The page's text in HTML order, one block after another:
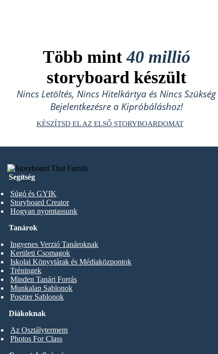
Több mint40 millió
storyboard készült
Nincs Letöltés, Nincs Hitelkártya és Nincs Szükség
Bejelentkezésre a Kipróbáláshoz!
KÉSZÍTSD EL AZ ELSŐ STORYBOARDOMAT
Segítség
Súgó és GYIK
Storyboard Creator
Hogyan nyomtassunk
Diákoknak
Az Osztálytermem
Photos For Class
Tanárok
Ingyenes Verzió Tanároknak
Kerületi Csomagok
Iskolai Könyvtárak és Médiaközpontok
Tréningek
Minden Tanári Forrás
Munkalap Sablonok
Poszter Sablonok